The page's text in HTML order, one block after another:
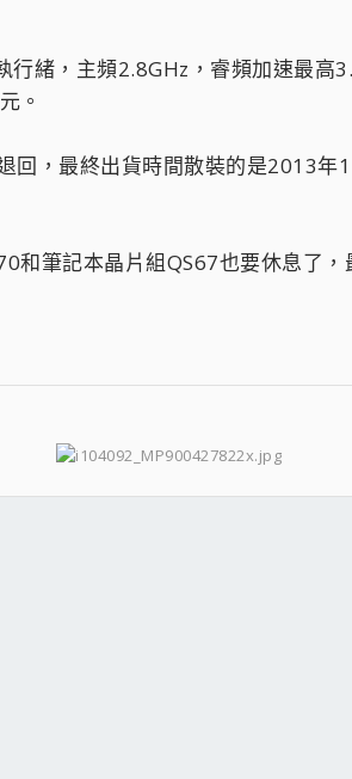
緒，主頻2.8GHz，睿頻加速最
。
，最終出貨時間散裝的是2013年
筆記本晶片組QS67也要休息了